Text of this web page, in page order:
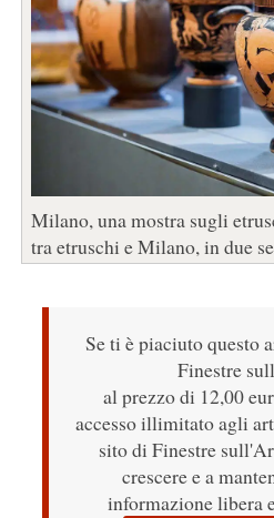
Milano, una mostra sugli
tra etruschi e Milano, in due
Se ti è piaciuto questo
Finestre
al prezzo di 12,00
accesso illimitato agli
sito di Finestre
crescere e a
informazione libera